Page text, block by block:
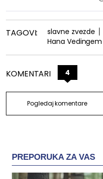
TAGOVI: slavne zvezde
Hana Vedingem
KOMENTARI 4
Pogledaj komentare
PREPORUKA ZA VAS